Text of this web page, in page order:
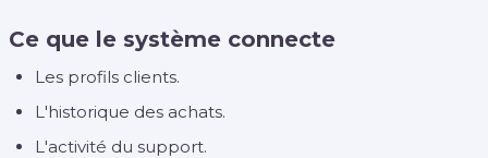
Ce que le système connecte
Les profils clients.
L'historique des achats.
L'activité du support.